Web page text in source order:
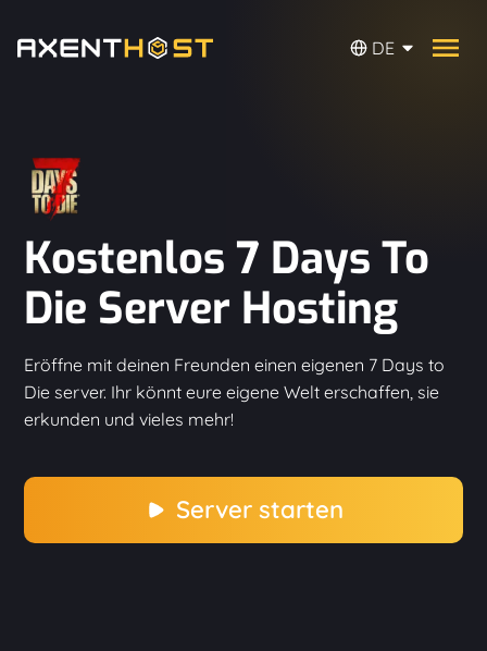
DE
Kostenlos 7 Days To
Die Server Hosting
Eröffne mit deinen Freunden einen eigenen 7 Days to
Die server. Ihr könnt eure eigene Welt erschaffen, sie
erkunden und vieles mehr!
Server starten